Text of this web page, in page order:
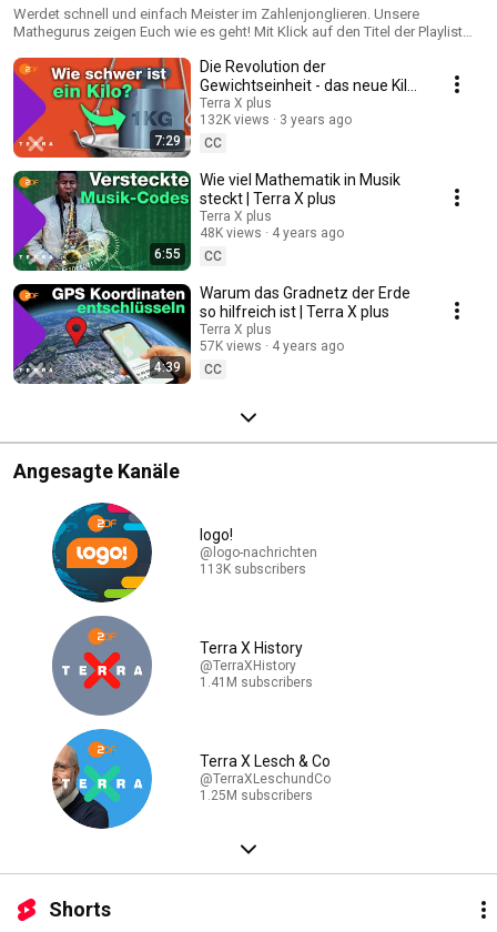
Werdet schnell und einfach Meister im Zahlenjonglieren. Unsere
Mathegurus zeigen Euch wie es geht! Mit Klick auf den Titel der Playlist
7:29
Die Revolution der
Gewichtseinheit - das neue Kilo!
| Terra X plus
Terra X plus
132K views
3 years ago
CC
6:55
Wie viel Mathematik in Musik
steckt | Terra X plus
Terra X plus
48K views
4 years ago
CC
4:39
Warum das Gradnetz der Erde
so hilfreich ist | Terra X plus
Terra X plus
57K views
4 years ago
CC
Angesagte Kanäle
logo!
@logo-nachrichten
113K subscribers
Terra X History
@TerraXHistory
1.41M subscribers
Terra X Lesch & Co
@TerraXLeschundCo
1.25M subscribers
Shorts